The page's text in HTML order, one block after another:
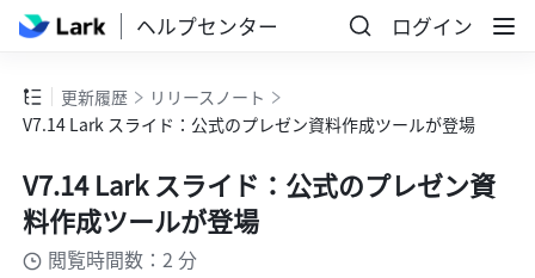
ヘルプセンター ログイン
更新履歴
リリースノート
V7.14 Lark スライド：公式のプレゼン資料作成ツールが登場
V7.14 Lark スライド：公式のプレゼン資
料作成ツールが登場
閲覧時間数：2 分